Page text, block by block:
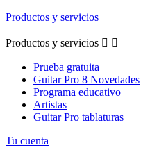
Productos y servicios
Productos y servicios  
Prueba gratuita
Guitar Pro 8 Novedades
Programa educativo
Artistas
Guitar Pro tablaturas
Tu cuenta